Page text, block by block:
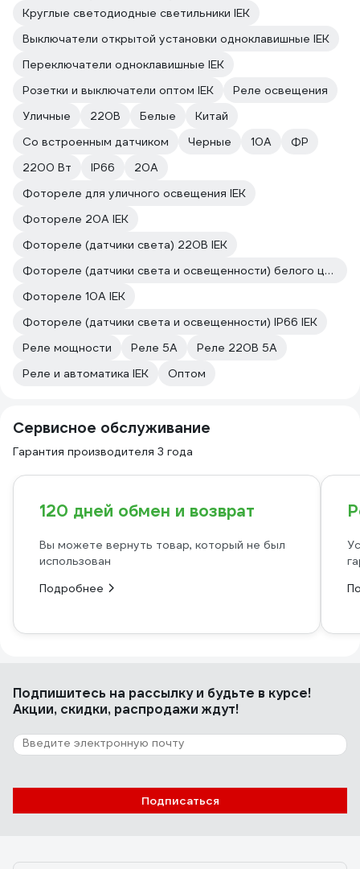
Круглые светодиодные светильники IEK
Выключатели открытой установки одноклавишные IEK
Переключатели одноклавишные IEK
Розетки и выключатели оптом IEK
Реле освещения
Уличные
220В Белые
Китай
Со встроенным датчиком
Черные 10А
ФР
2200 Вт
IP66
20А
Фотореле для уличного освещения IEK
Фотореле 20А IEK
Фотореле (датчики света) 220В IEK
Фотореле (датчики света и освещенности) белого цвета IEK
Фотореле 10А IEK
Фотореле (датчики света и освещенности) IP66 IEK
Реле мощности
Реле 5А
Реле 220В 5А
Реле и автоматика IEK
Оптом
Сервисное обслуживание
Гарантия производителя 3 года
120 дней обмен и возврат
Вы можете вернуть товар, который не был
использован
Подробнее
Подпишитесь на рассылкуи будьте в курсе!
Акции, скидки, распродажи ждут!
Подписаться